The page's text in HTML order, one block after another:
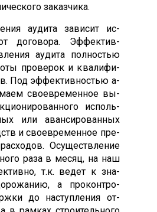
за­каз­чи­ка.
а­уди­та за­висит ис­
до­гово­ра. Эф­фектив­
а­уди­та пол­ностью
про­верок и ква­лифи­
Под эф­фектив­ностью а­
сво­ев­ре­мен­ное вы­
ис­поль­
или аван­си­рован­ных
и сво­ев­ре­мен­ное пре­
Осу­щест­вле­ние
ра­за в ме­сяц, на наш
т.к. ве­дет к зна­
а про­кон­тро­
до нас­тупле­ния от­